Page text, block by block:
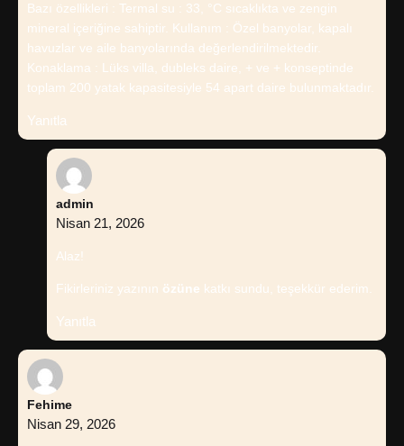
Bazı özellikleri : Termal su : 33, °C sıcaklıkta ve zengin
mineral içeriğine sahiptir. Kullanım : Özel banyolar, kapalı
havuzlar ve aile banyolarında değerlendirilmektedir.
Konaklama : Lüks villa, dubleks daire, + ve + konseptinde
toplam 200 yatak kapasitesiyle 54 apart daire bulunmaktadır.
Yanıtla
admin
Nisan 21, 2026
Alaz!
Fikirleriniz yazının özüne katkı sundu, teşekkür ederim.
Yanıtla
Fehime
Nisan 29, 2026